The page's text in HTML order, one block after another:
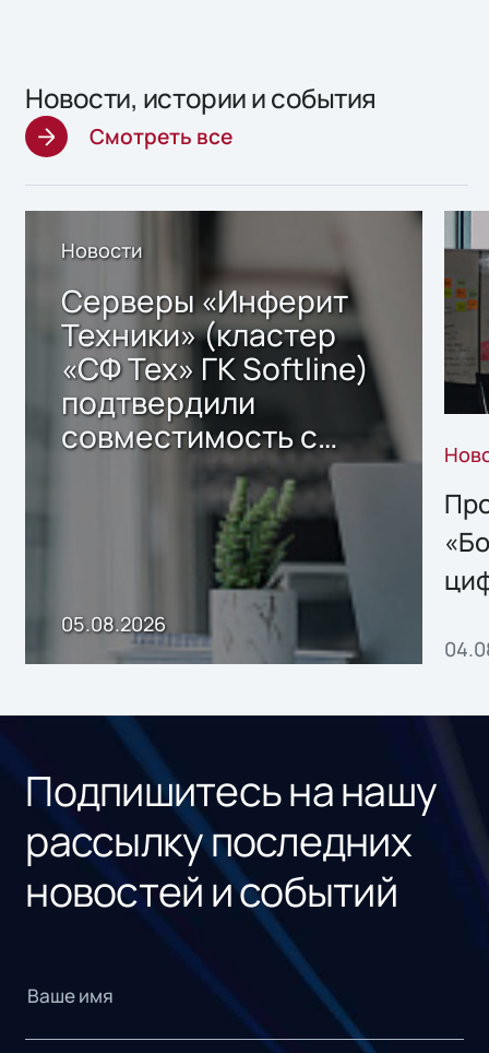
Новости, истории и события
Смотреть все
Новости
Серверы «Инферит
Техники» (кластер
«СФ Тех» ГК Softline)
подтвердили
совместимость с
решением Sharx
Storage 2.x для
хранения данных
05.08.2026
Подпишитесь на нашу
рассылку последних
новостей и событий